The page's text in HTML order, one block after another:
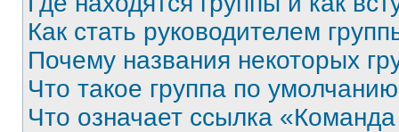
Как стать руководителем
Почему названия некоторых
Что такое группа по
Что означает ссылка